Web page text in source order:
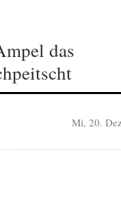
das
Mi, 20.